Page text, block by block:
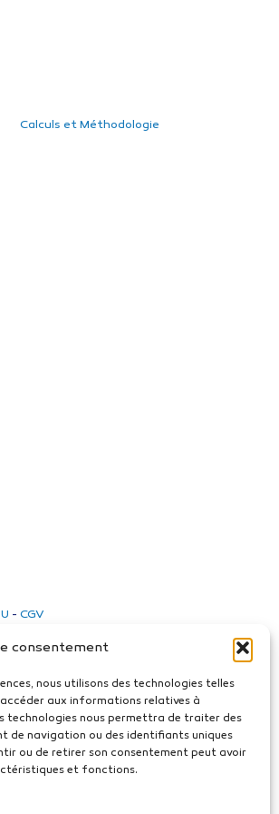
consentement
nous utilisons des technologies telles
aux informations relatives à
technologies nous permettra de traiter des
de navigation ou des identifiants uniques
ou de retirer son consentement peut avoir
et fonctions.
Calculs et Méthodologie
- CGV